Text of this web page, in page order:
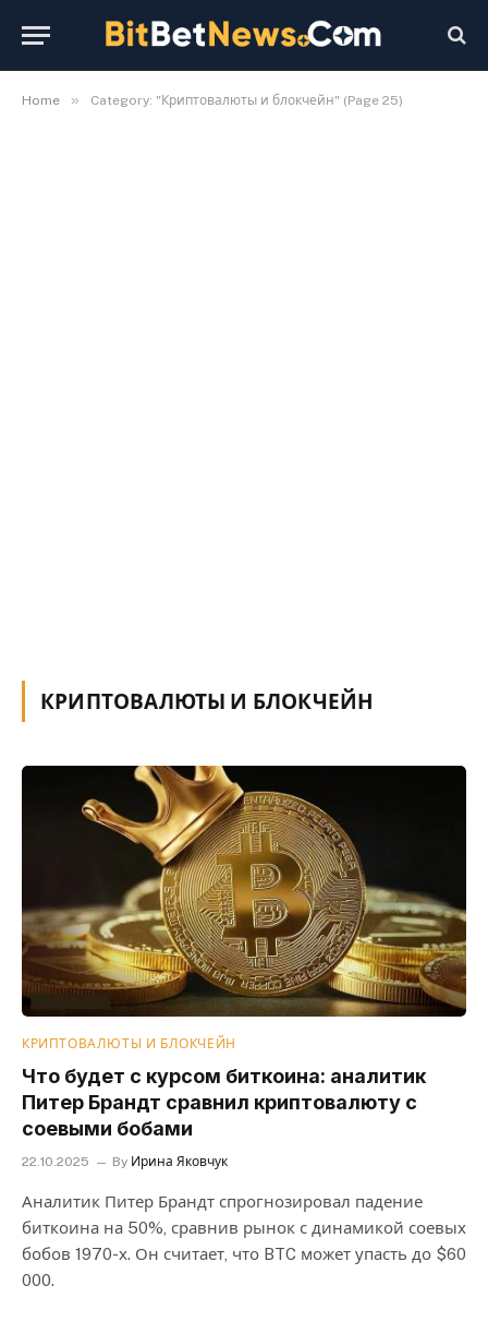
Home » Category: "Криптовалюты и блокчейн" (Page 25)
КРИПТОВАЛЮТЫ И БЛОКЧЕЙН
КРИПТОВАЛЮТЫ И БЛОКЧЕЙН
Что будет с курсом биткоина: аналитик
Питер Брандт сравнил криптовалюту с
соевыми бобами
22.10.2025 By Ирина Яковчук
Аналитик Питер Брандт спрогнозировал падение
биткоина на 50%, сравнив рынок с динамикой соевых
бобов 1970-х. Он считает, что BTC может упасть до $60
000.